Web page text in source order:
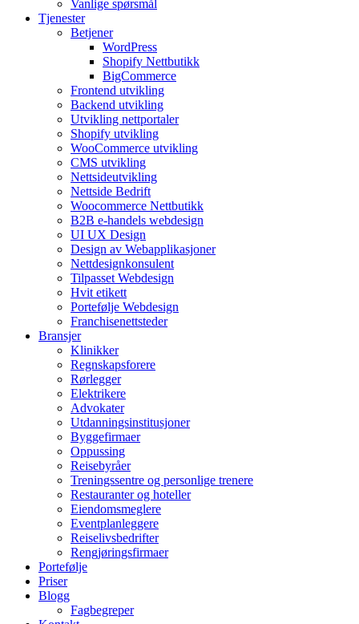
Vanlige spørsmål
Tjenester
Betjener
WordPress
Shopify Nettbutikk
BigCommerce
Frontend utvikling
Backend utvikling
Utvikling nettportaler
Shopify utvikling
WooCommerce utvikling
CMS utvikling
Nettsideutvikling
Nettside Bedrift
Woocommerce Nettbutikk
B2B e-handels webdesign
UI UX Design
Design av Webapplikasjoner
Nettdesignkonsulent
Tilpasset Webdesign
Hvit etikett
Portefølje Webdesign
Franchisenettsteder
Bransjer
Klinikker
Regnskapsforere
Rørlegger
Elektrikere
Advokater
Utdanningsinstitusjoner
Byggefirmaer
Oppussing
Reisebyråer
Treningssentre og personlige trenere
Restauranter og hoteller
Eiendomsmeglere
Eventplanleggere
Reiselivsbedrifter
Rengjøringsfirmaer
Portefølje
Priser
Blogg
Fagbegreper